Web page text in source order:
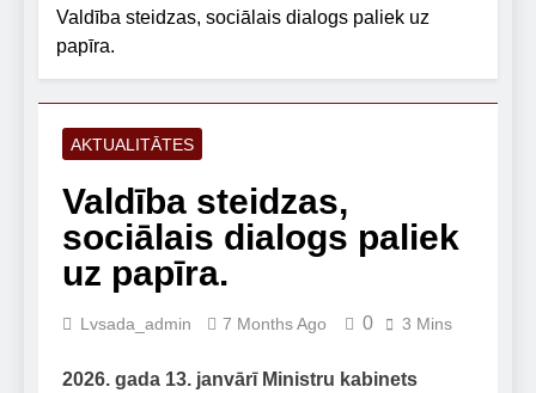
Valdība steidzas, sociālais dialogs paliek uz
papīra.
AKTUALITĀTES
Valdība steidzas,
sociālais dialogs paliek
uz papīra.
Lvsada_admin 7 Months Ago 0 3 Mins
2026. gada 13. janvārī Ministru kabinets